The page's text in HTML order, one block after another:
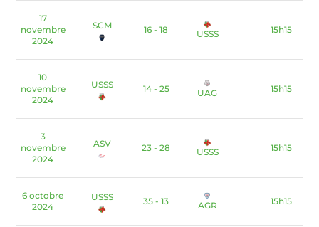
17
novembre
2024
SCM 16 - 18 USSS 15h15
10
novembre
2024
USSS 14 - 25 UAG 15h15
3
novembre
2024
ASV 23 - 28 USSS 15h15
6 octobre
2024
USSS 35 - 13 AGR 15h15